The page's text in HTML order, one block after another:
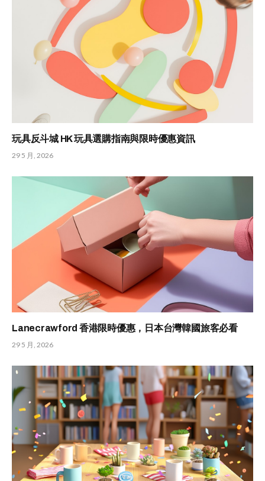
玩具反斗城 HK 玩具選購指南與限時優惠資訊
29 5 月, 2026
Lanecrawford 香港限時優惠，日本台灣韓國旅客必看
29 5 月, 2026